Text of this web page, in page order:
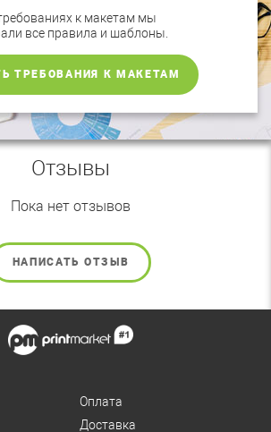
к макетам мы
все правила и шаблоны.
ТРЕБОВАНИЯ К МАКЕТАМ
Отзывы
Пока нет отзывов
НАПИСАТЬ ОТЗЫВ
Оплата
Доставка